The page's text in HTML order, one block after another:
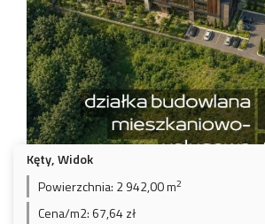
Kęty, Widok
Powierzchnia: 2 942,00 m2
Cena/m2:67,64 zł